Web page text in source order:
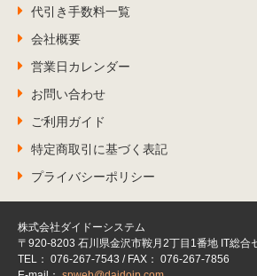
代引き手数料一覧
会社概要
営業日カレンダー
お問い合わせ
ご利用ガイド
特定商取引に基づく表記
プライバシーポリシー
株式会社ダイドーシステム
〒920-8203 石川県金沢市鞍月2丁目1番地 IT総合
TEL： 076-267-7543 / FAX： 076-267-7856